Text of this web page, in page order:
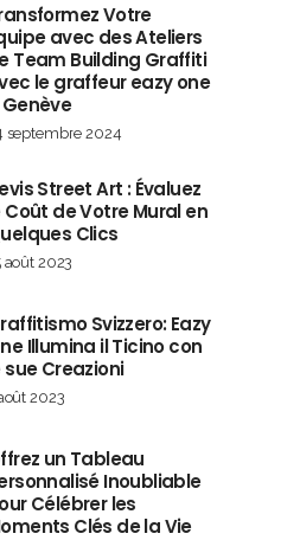
Votre
avec des Ateliers
Team Building Graffiti
le graffeur eazy one
septembre 2024
Street Art : Évaluez
Coût de Votre Mural en
Clics
août 2023
Svizzero: Eazy
Illumina il Ticino con
sue Creazioni
2023
un Tableau
Inoubliable
Célébrer les
Clés de la Vie